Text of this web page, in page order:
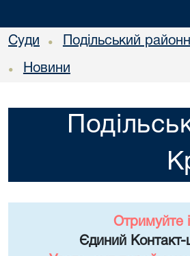
Суди • Подільський
• Новини
Отримуйте
Єдиний Контакт-